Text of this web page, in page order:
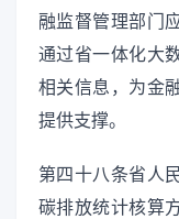
融监督管理部门
通过省一体化大
相关信息，为金
提供支撑。
第四十八条省人
碳排放统计核算